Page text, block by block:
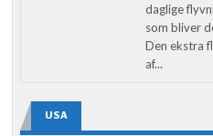
daglige
som bliver
Den ekstra
af...
USA